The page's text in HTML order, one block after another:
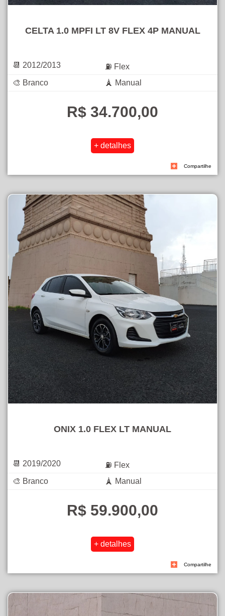
CELTA 1.0 MPFI LT 8V FLEX 4P MANUAL
📆 2012/2013
⛽ Flex
🎨 Branco
🗼 Manual
R$ 34.700,00
Compartilhe
ONIX 1.0 FLEX LT MANUAL
📆 2019/2020
⛽ Flex
🎨 Branco
🗼 Manual
R$ 59.900,00
Compartilhe